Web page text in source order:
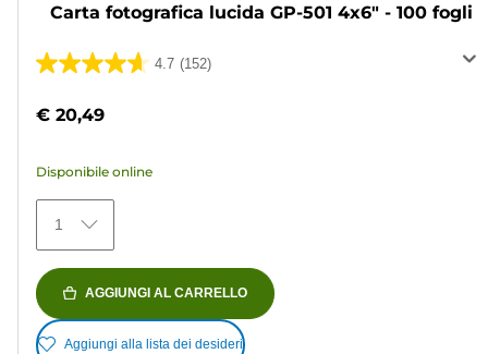
Carta fotografica lucida GP-501 4x6" - 100 fogli
4.7 (152)
4.7
5
152
recensioni
€ 20,49
Disponibile online
1
AGGIUNGI AL CARRELLO
Aggiungi alla lista dei desideri